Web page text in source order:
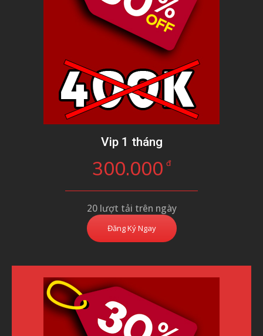
Vip 1 tháng
300.000 đ
20 lượt tải trên ngày
Đăng Ký Ngay